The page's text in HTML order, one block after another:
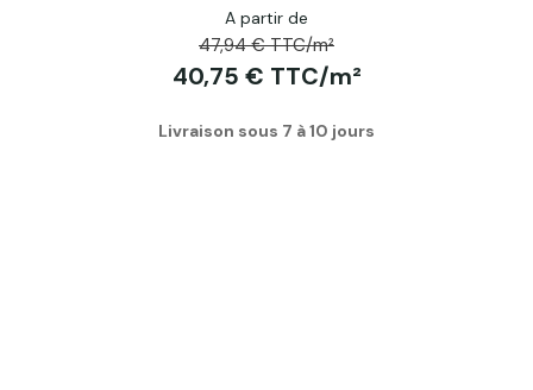
A partir de
47,94 € TTC/m²
40,75 € TTC/m²
Livraison sous 7 à 10 jours